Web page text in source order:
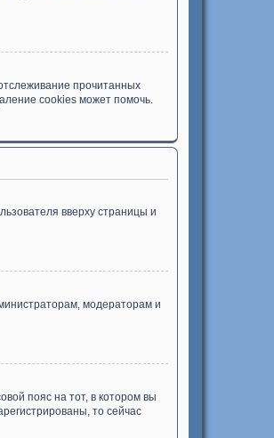
прочитанных
cookies может помочь.
вверху страницы и
модераторам и
пояс на тот, в котором вы
то сейчас